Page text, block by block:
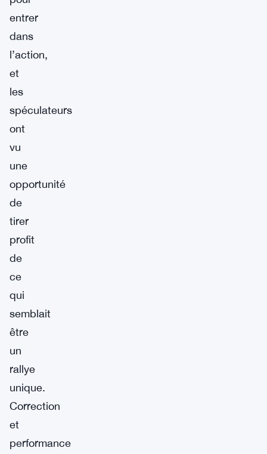
entrer
dans
l’action,
et
les
spéculateurs
ont
vu
une
opportunité
de
tirer
profit
de
ce
qui
semblait
être
un
rallye
unique.
Correction
et
performance